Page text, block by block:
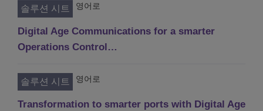
솔루션 시트 영어로
Digital Age Communications for a smarter
Operations Control…
솔루션 시트 영어로
Transformation to smarter ports with Digital Age